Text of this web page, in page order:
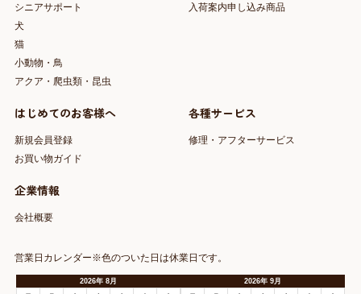
シニアサポート
犬
猫
小動物・鳥
アクア・爬虫類・昆虫
入荷案内申し込み商品
はじめてのお客様へ
新規会員登録
お買い物ガイド
各種サービス
修理・アフターサービス
企業情報
会社概要
営業日カレンダー※色のついた日は休業日です。
2026年 8月 2026年9月